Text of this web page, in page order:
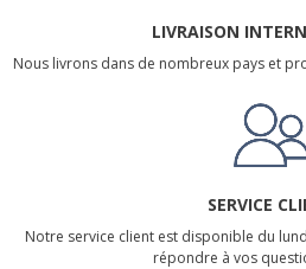
LIVRAISON
Nous livrons dans de nombreux pays et
SERVICE
Notre service client est disponible du
répondre à vos